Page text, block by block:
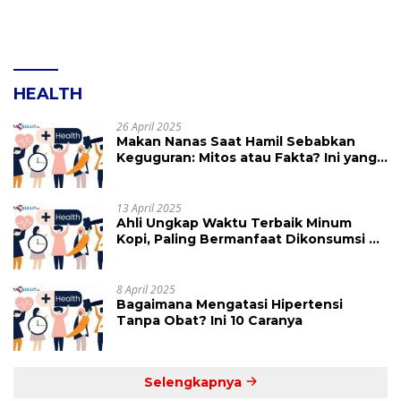
HEALTH
26 April 2025
Makan Nanas Saat Hamil Sebabkan
Keguguran: Mitos atau Fakta? Ini yang
13 April 2025
Ahli Ungkap Waktu Terbaik Minum
Kopi, Paling Bermanfaat Dikonsumsi di
8 April 2025
Bagaimana Mengatasi Hipertensi
Tanpa Obat? Ini 10 Caranya
Selengkapnya